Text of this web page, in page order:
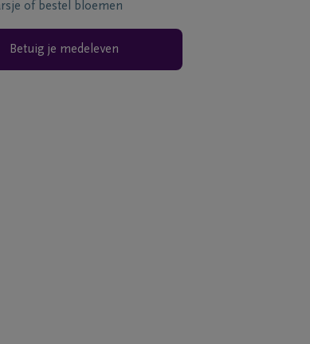
of bestel bloemen
Betuig je medeleven